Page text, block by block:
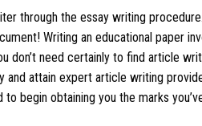
through the essay writing
Writing an educational paper
don’t need certainly to find article
attain expert article writing
begin obtaining you the marks